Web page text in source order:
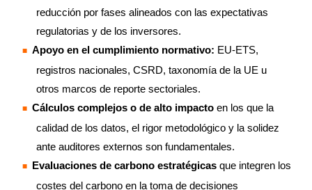
reducción por fases alineados con las expectativas
regulatorias y de los inversores.
Apoyo en el cumplimiento normativo: EU-ETS,
registros nacionales, CSRD, taxonomía de la UE u
otros marcos de reporte sectoriales.
Cálculos complejos o de alto impacto en los que la
calidad de los datos, el rigor metodológico y la solidez
ante auditores externos son fundamentales.
Evaluaciones de carbono estratégicas que integren los
costes del carbono en la toma de decisiones